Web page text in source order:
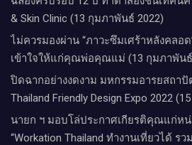
& Skin Clinic (13 กุมภาพันธ์ 2022)
ไม่ควรมองผ่าน “ภาวะซึมเศร้าหลังคลอ
เข้าใจให้แก่คุณพ่อคุณแม่ (13 กุมภาพันธ์
ปิดฉากอย่าง​งดงาม​ มหกรรมอารยสถา
Thailand Friendly Design Expo 2022
นายก ฯ มอบโล่ประกาศเกียรติคุณแก่หน่
“Workation Thailand ทํางานเที่ยวได้ รว